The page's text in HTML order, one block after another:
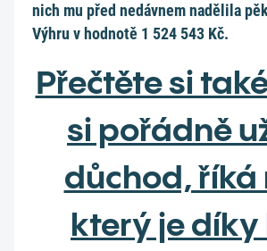
nich mu před nedávnem nadělila
Výhru v hodnotě 1 524 543 Kč.
Přečtěte si
si pořádně
důchod, říká
který je díky